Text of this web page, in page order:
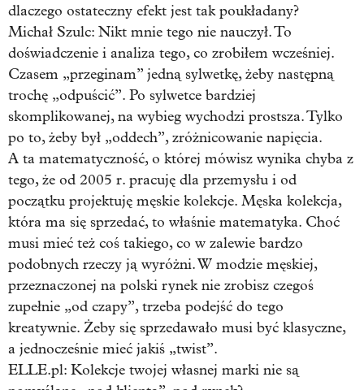
dlaczego ostateczny efekt jest tak poukładany?
Michał Szulc: Nikt mnie tego nie nauczył. To
doświadczenie i analiza tego, co zrobiłem wcześniej.
Czasem „przeginam” jedną sylwetkę, żeby następną
trochę „odpuścić”. Po sylwetce bardziej
skomplikowanej, na wybieg wychodzi prostsza. Tylko
po to, żeby był „oddech”, zróżnicowanie napięcia.
A ta matematyczność, o której mówisz wynika chyba z
tego, że od 2005 r. pracuję dla przemysłu i od
początku projektuję męskie kolekcje. Męska kolekcja,
która ma się sprzedać, to właśnie matematyka. Choć
musi mieć też coś takiego, co w zalewie bardzo
podobnych rzeczy ją wyróżni. W modzie męskiej,
przeznaczonej na polski rynek nie zrobisz czegoś
zupełnie „od czapy”, trzeba podejść do tego
kreatywnie. Żeby się sprzedawało musi być klasyczne,
a jednocześnie mieć jakiś „twist”.
ELLE.pl: Kolekcje twojej własnej marki nie są